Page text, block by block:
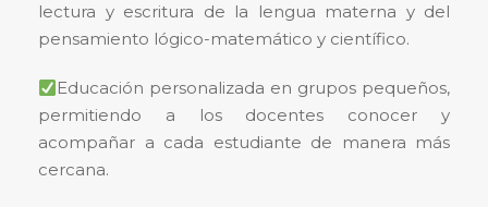
lectura y escritura de la lengua materna y del
pensamiento lógico-matemático y científico.
Educación personalizada en grupos pequeños,
permitiendo a los docentes conocer y
acompañar a cada estudiante de manera más
cercana.